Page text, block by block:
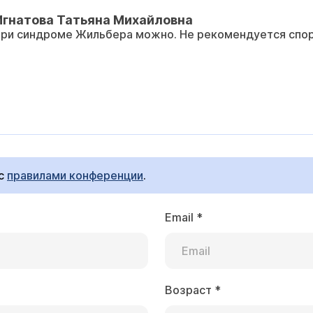
Татьяна Михайловна
синдроме Жильбера можно. Не рекомендуется
правилами конференции.
Email *
Возраст *